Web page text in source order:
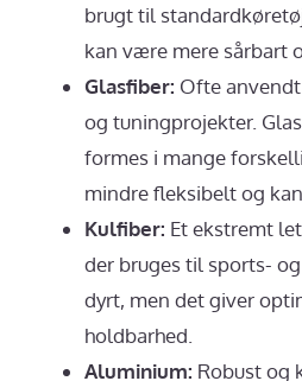
brugt til
kan være mere sårbart
Glasfiber: Ofte
og tuningprojekter.
formes i mange
mindre fleksibelt og
Kulfiber: Et ekstremt
der bruges til sports-
dyrt, men det giver
holdbarhed.
Aluminium: Robust og